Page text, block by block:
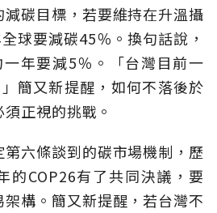
碳目標，若要維持在升溫攝
球要減碳45％。換句話說，
年要減5％。「台灣目前一
簡又新提醒，如何不落後於
正視的挑戰。
六條談到的碳市場機制，歷
的COP26有了共同決議，要
構。簡又新提醒，若台灣不